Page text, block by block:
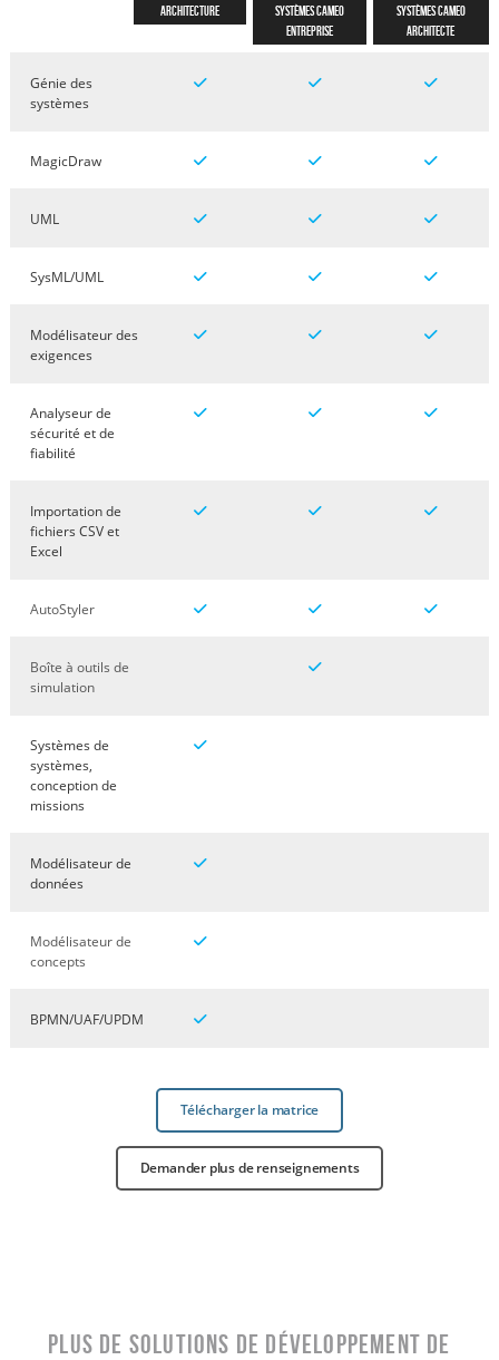
architecture
systèmes Cameo
entreprise
systèmes Cameo
architecte
Génie des
systèmes
MagicDraw
UML
SysML/UML
Modélisateur des
exigences
Analyseur de
sécurité et de
fiabilité
Importation de
fichiers CSV et
Excel
AutoStyler
Boîte à outils de
simulation
Systèmes de
systèmes,
conception de
missions
Modélisateur de
données
Modélisateur de
concepts
BPMN/UAF/UPDM
Télécharger la matrice
Demander plus de renseignements
Plus de solutions de développement de